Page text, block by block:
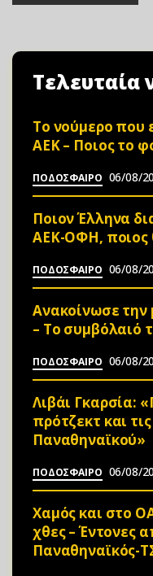
Τελευταία
Το νούμερο που
ΑΕΚ – Ποιος το
ΠΟΔΟΣΦΑΙΡΟ 06/08/
Ποιον Έλληνα
ΑΕΚ-ΟΦΗ, ποιος
ΠΟΔΟΣΦΑΙΡΟ 06/08/
Ανακοίνωσε την
– Το συμβόλαιό
ΠΟΔΟΣΦΑΙΡΟ 06/08/
Λιβάι Γκαρσία:
πρότζεκτ και
Παναθηναϊκού»
ΠΟΔΟΣΦΑΙΡΟ 06/08/
Χαμός και στο
χθες – Έντονες
Παναθηναϊκός-